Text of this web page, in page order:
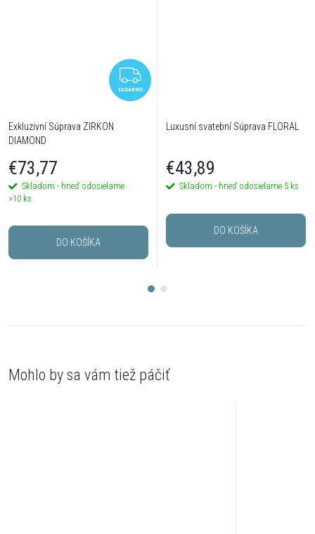
ZADARMO
ZADARMO
Exkluzivní Súprava ZIRKON
DIAMOND
€73,77
Skladom - hneď odosielame
>10 ks
DO KOŠÍKA
Luxusní svatební Súprava FLORAL
€43,89
Skladom - hneď odosielame 5 ks
DO KOŠÍKA